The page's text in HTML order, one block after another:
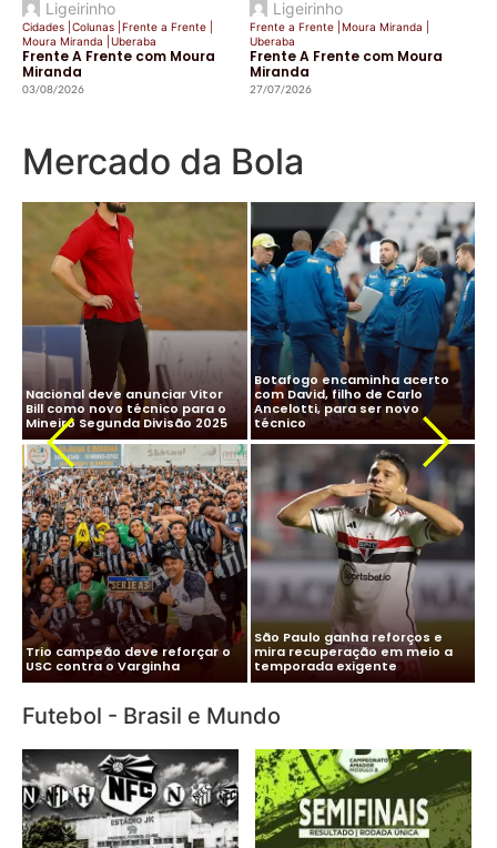
Ligeirinho
Cidades Colunas Frente a Frente
Moura Miranda
Uberaba
Frente A Frente com Moura
Miranda
03/08/2026
Ligeirinho
Frente a Frente Moura Miranda
Uberaba
Frente A Frente com Moura
Miranda
27/07/2026
Mercado da Bola
CBF desiste de Ancelotti:
salário milionário na Arábia e
impasse com Real Madrid
travam negociação
Ancelotti diz “sim” à Seleção
Brasileira e CBF finaliza
detalhes para oficializar
acordo
Cléber Xavier é o novo técnico
do Santos
Vitor Roque chega ao Brasil e
Palmeiras monta esquema
para evitar exposição
Futebol - Brasil e Mundo